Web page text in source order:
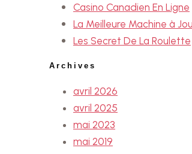
Casino Canadien En Ligne
La Meilleure Machine à
Les Secret De La Roulette
Archives
avril 2026
avril 2025
mai 2023
mai 2019